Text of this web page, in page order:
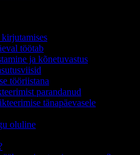
töötab
ja kõnetuvastus
tööriistana
parandanud
tänapäevasele
oluline